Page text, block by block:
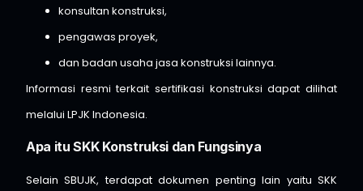
konsultan konstruksi,
pengawas proyek,
dan badan usaha jasa konstruksi lainnya.
Informasi resmi terkait sertifikasi konstruksi dapat dilihat
melalui LPJK Indonesia.
Apa itu SKK Konstruksi dan Fungsinya
Selain SBUJK, terdapat dokumen penting lain yaitu SKK